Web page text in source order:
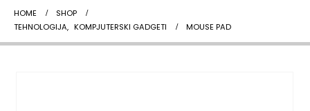
HOME
SHOP
TEHNOLOGIJA, KOMPJUTERSKI GADGETI MOUSE PAD